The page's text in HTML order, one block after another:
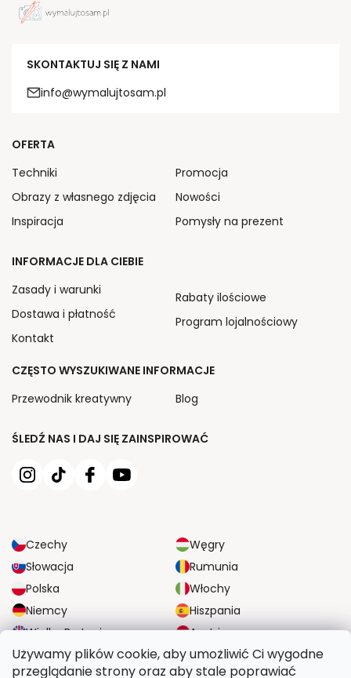
Używamy plików cookie, aby umożliwić Ci wygodne
przeglądanie strony oraz aby stale poprawiać
SKONTAKTUJ SIĘ Z NAMI
info@wymalujtosam.pl
ŚLEDŹ NAS I DAJ SIĘ ZAINSPIROWAĆ
Czechy
Węgry
Słowacja
Rumunia
Polska
Włochy
Niemcy
Hiszpania
Wielka Brytania
Austria
OFERTA
Techniki
Obrazy z własnego zdjęcia
Inspiracja
Promocja
Nowości
Pomysły na prezent
INFORMACJE DLA CIEBIE
Zasady i warunki
Dostawa i płatność
Kontakt
Rabaty ilościowe
Program lojalnościowy
CZĘSTO WYSZUKIWANE INFORMACJE
Przewodnik kreatywny
Blog